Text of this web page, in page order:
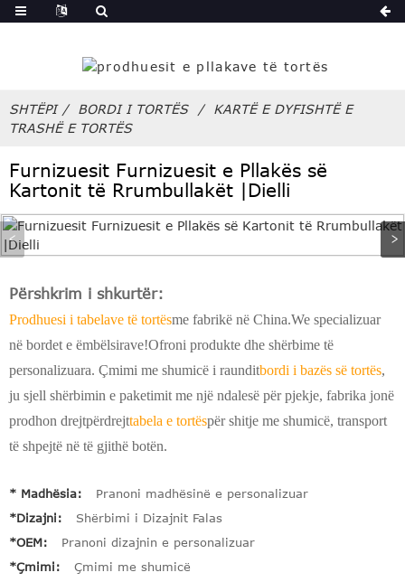
SHTËPI BORDI I TORTËS
KARTË E DYFISHTË E
TRASHË E TORTËS
Furnizuesit Furnizuesit e Pllakës së
Kartonit të Rrumbullakët |Dielli
Përshkrim i shkurtër:
Prodhuesi i tabelave të tortësme fabrikë në China.We specializuar
në bordet e ëmbëlsirave!Ofroni produkte dhe shërbime të
personalizuara. Çmimi me shumicë i raunditbordi i bazës së tortës,
ju sjell shërbimin e paketimit me një ndalesë për pjekje, fabrika jonë
prodhon drejtpërdrejttabela e tortëspër shitje me shumicë, transport
të shpejtë në të gjithë botën.
* Madhësia:
Pranoni madhësinë e personalizuar
*Dizajni:
Shërbimi i Dizajnit Falas
*OEM:
Pranoni dizajnin e personalizuar
*Çmimi:
Çmimi me shumicë